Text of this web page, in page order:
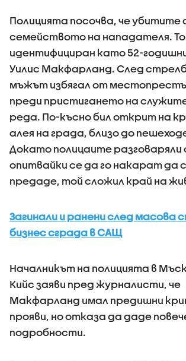
Полицията посочва, че убитите
семейството на нападателя.
идентифициран като 52-
Уилис Макфарланд. След
мъжът избягал от
преди пристигането на
реда. По-късно бил открит на
алея на града, близо до
Докато полицаите разговаряли
опитвайки се да го накарат да
предаде, той сложил край на
Загинали и ранени след масова
бизнес сграда в САЩ
Началникът на полицията в
Кийс заяви пред журналисти, че
Макфарланд имал предишни
прояви, но отказа да даде
подробности.